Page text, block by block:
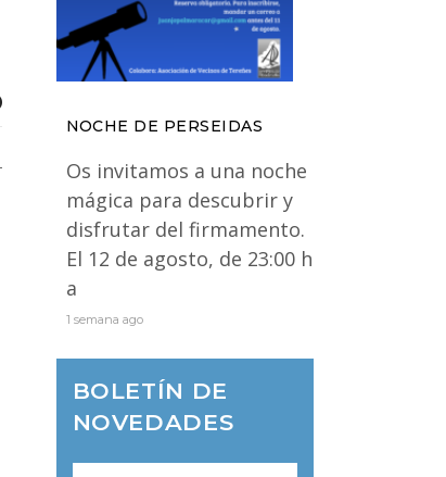
NOCHE DE PERSEIDAS
Os invitamos a una noche
mágica para descubrir y
disfrutar del firmamento.
El 12 de agosto, de 23:00 h
a
1 semana ago
BOLETÍN DE
NOVEDADES